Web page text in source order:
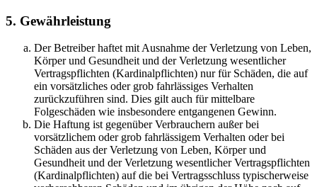
5. Gewährleistung
Der Betreiber haftet mit Ausnahme der Verletzung von Leben,
Körper und Gesundheit und der Verletzung wesentlicher
Vertragspflichten (Kardinalpflichten) nur für Schäden, die auf
ein vorsätzliches oder grob fahrlässiges Verhalten
zurückzuführen sind. Dies gilt auch für mittelbare
Folgeschäden wie insbesondere entgangenen Gewinn.
Die Haftung ist gegenüber Verbrauchern außer bei
vorsätzlichem oder grob fahrlässigem Verhalten oder bei
Schäden aus der Verletzung von Leben, Körper und
Gesundheit und der Verletzung wesentlicher Vertragspflichten
(Kardinalpflichten) auf die bei Vertragsschluss typischerweise